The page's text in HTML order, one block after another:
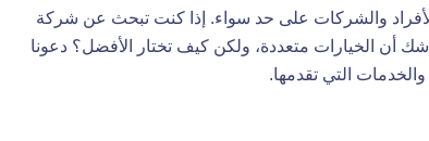
والشركات على حد سواء. إذا كنت تبحث عن شركة
أن الخيارات متعددة، ولكن كيف تختار الأفضل؟ دعونا
التي تقدمها.